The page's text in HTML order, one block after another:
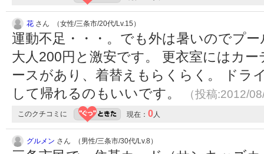
花 さん （女性/三条市/20代/Lv.15）
運動不足・・・。でも外は暑いのでプ
大人200円と激安です。 更衣室にはカ
ースがあり、着替えもらくらく。 ドラ
して帰れるのもいいです。
（投稿:2012/
このクチコミに 現在： 0 人
グルメン さん （男性/三条市/30代/Lv.8）